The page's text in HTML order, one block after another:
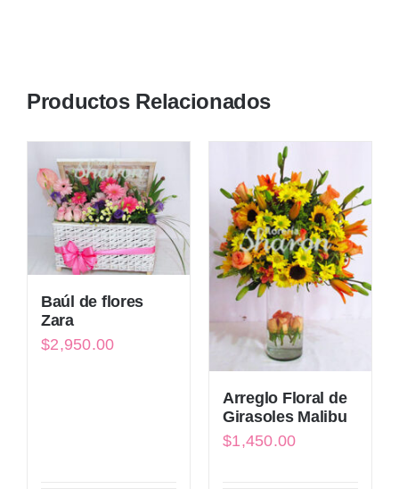
Productos Relacionados
Baúl de flores
Zara
$2,950.00
Arreglo Floral de
Girasoles Malibu
$1,450.00